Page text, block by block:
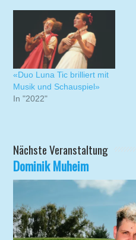
«Duo Luna Tic brilliert mit
Musik und Schauspiel»
In "2022"
Nächste Veranstaltung
Dominik Muheim